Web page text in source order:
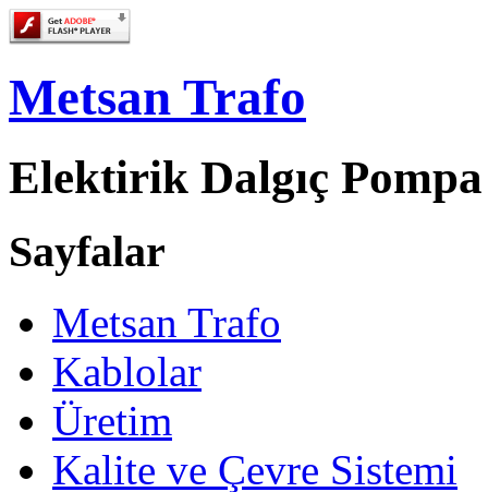
Metsan Trafo
Elektirik Dalgıç
Sayfalar
Metsan Trafo
Kablolar
Üretim
Kalite ve Çevre Sistemi